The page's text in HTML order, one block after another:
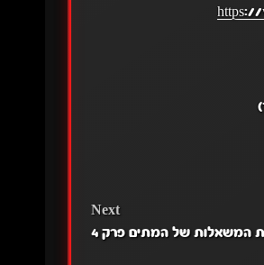
https://
Next